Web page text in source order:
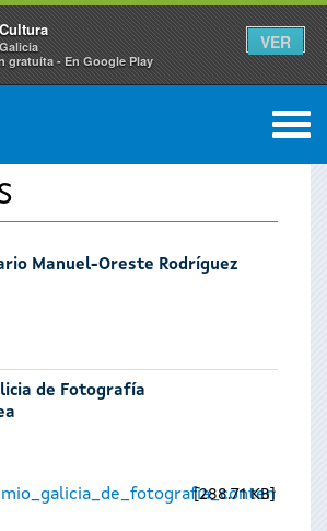
gratuíta - En Google Play
VER
0
Manuel-Oreste Rodríguez
de Fotografía
288.71 KB